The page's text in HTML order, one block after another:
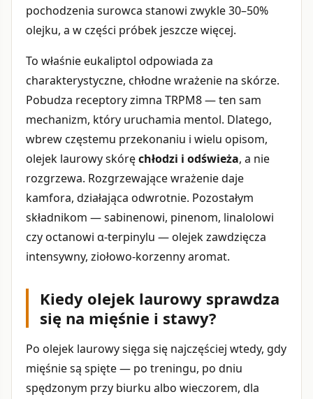
pochodzenia surowca stanowi zwykle 30–50%
olejku, a w części próbek jeszcze więcej.
To właśnie eukaliptol odpowiada za
charakterystyczne, chłodne wrażenie na skórze.
Pobudza receptory zimna TRPM8 — ten sam
mechanizm, który uruchamia mentol. Dlatego,
wbrew częstemu przekonaniu i wielu opisom,
olejek laurowy skóręchłodzi i odświeża, a nie
rozgrzewa. Rozgrzewające wrażenie daje
kamfora, działająca odwrotnie. Pozostałym
składnikom — sabinenowi, pinenom, linalolowi
czy octanowi α-terpinylu — olejek zawdzięcza
intensywny, ziołowo-korzenny aromat.
Kiedy olejek laurowy sprawdza
się na mięśnie i stawy?
Po olejek laurowy sięga się najczęściej wtedy, gdy
mięśnie są spięte — po treningu, po dniu
spędzonym przy biurku albo wieczorem, dla